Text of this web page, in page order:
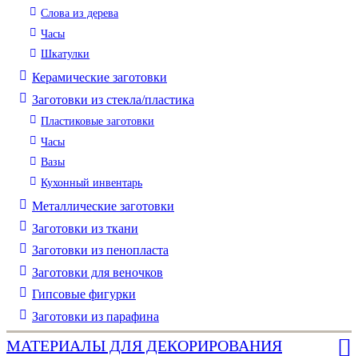
Слова из дерева
Часы
Шкатулки
Керамические заготовки
Заготовки из стекла/пластика
Пластиковые заготовки
Часы
Вазы
Кухонный инвентарь
Металлические заготовки
Заготовки из ткани
Заготовки из пенопласта
Заготовки для веночков
Гипсовые фигурки
Заготовки из парафина
МАТЕРИАЛЫ ДЛЯ ДЕКОРИРОВАНИЯ